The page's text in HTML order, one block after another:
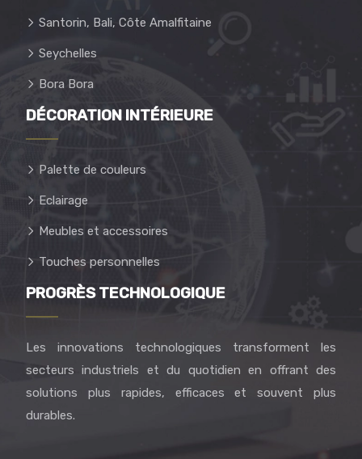
Santorin, Bali, Côte Amalfitaine
Seychelles
Bora Bora
DÉCORATION INTÉRIEURE
Palette de couleurs
Eclairage
Meubles et accessoires
Touches personnelles
PROGRÈS TECHNOLOGIQUE
Les innovations technologiques transforment les
secteurs industriels et du quotidien en offrant des
solutions plus rapides, efficaces et souvent plus
durables.